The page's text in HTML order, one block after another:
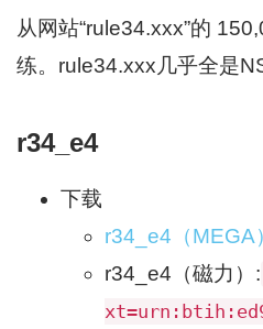
从网站“rule34.xxx”的
练。rule34.xxx几乎全是
r34_e4
下载
r34_e4（MEGA
r34_e4（磁力）: